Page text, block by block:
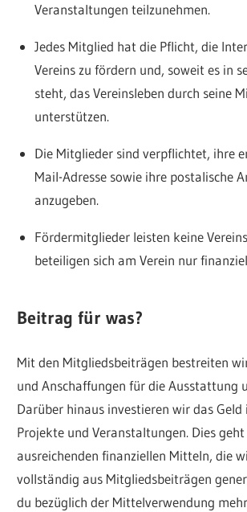
Veranstaltungen teilzunehmen.
Jedes Mitglied hat die Pflicht, die
Vereins zu fördern und, soweit es in
steht, das Vereinsleben durch seine
unterstützen.
Die Mitglieder sind verpflichtet, ihre
Mail-Adresse sowie ihre postalische
anzugeben.
Fördermitglieder leisten keine
beteiligen sich am Verein nur
Beitrag für was?
Mit den Mitgliedsbeiträgen bestreiten
und Anschaffungen für die Ausstattung
Darüber hinaus investieren wir das Geld
Projekte und Veranstaltungen. Dies
ausreichenden finanziellen Mitteln, die
vollständig aus Mitgliedsbeiträgen
du bezüglich der Mittelverwendung